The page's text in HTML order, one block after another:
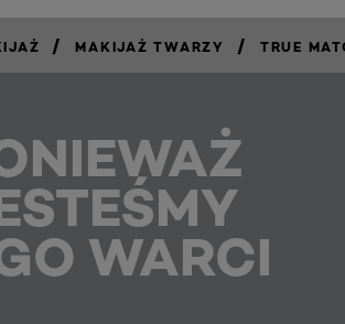
/ MAKIJAŻ TWARZY / TRUE
WARCI